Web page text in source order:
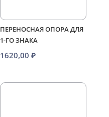
ПЕРЕНОСНАЯ ОПОРА ДЛЯ
1-ГО ЗНАКА
1620,00₽